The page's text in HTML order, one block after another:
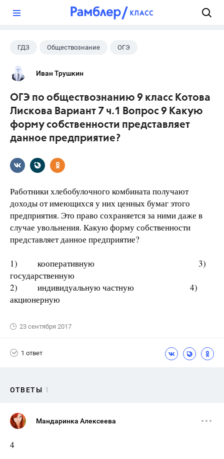
ГДЗ Обществознание ОГЭ
9 класс
Иван Трушкин
ОГЭ по обществознанию 9 класс Котова
Лискова Вариант 7 ч.1 Вопрос 9 Какую
форму собственности представляет
данное предприятие?
Работники хлебобулочного комбината получают
доходы от имеющихся у них ценных бумаг этого
предприятия. Это право сохраняется за ними даже в
случае увольнения. Какую форму собственности
представляет данное предприятие?
1) кооперативную 3)
государственную
2) индивидуальную частную 4)
акционерную
23 сентября 2017
1 ответ
ОТВЕТЫ 1
Мандаринка Алексеева
4